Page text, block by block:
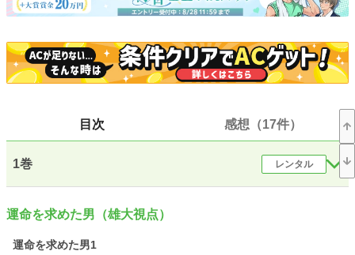
※「絶対に運命から逃れたいΩと絶対に運命を捕まえたいαの攻防」を「隠れΩ
の俺ですが、執着αに絆されそうです」とタイトルを変更してアンダルシュノベ
ルズ様より書籍化するため、翔視点を削除しました。
目次 感想（17件）
1巻 レンタル
運命を求めた男（雄大視点）
運命を求めた男1